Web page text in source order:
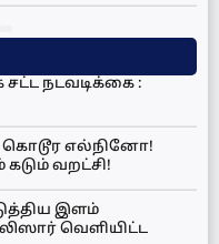
சட்ட நடவடிக்கை :
கொடூர எல்நினோ!
வறட்சி!
இளம்
வெளியிட்ட